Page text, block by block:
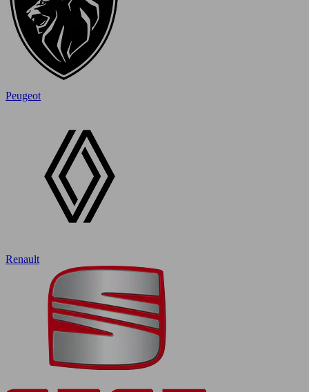
Peugeot
Renault